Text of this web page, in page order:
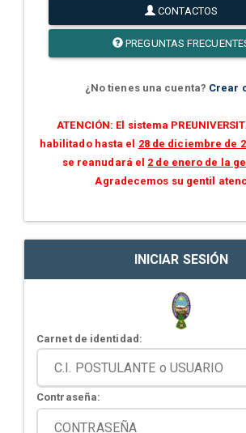
CONTACTOS
PREGUNTAS
¿No tienes una cuenta? Crear
ATENCIÓN: El sistema
habilitado hasta el 28 de diciembre de
se reanudará el 2 de enero de la
Agradecemos su gentil
INICIAR SESIÓN
Carnet de identidad:
Contraseña: